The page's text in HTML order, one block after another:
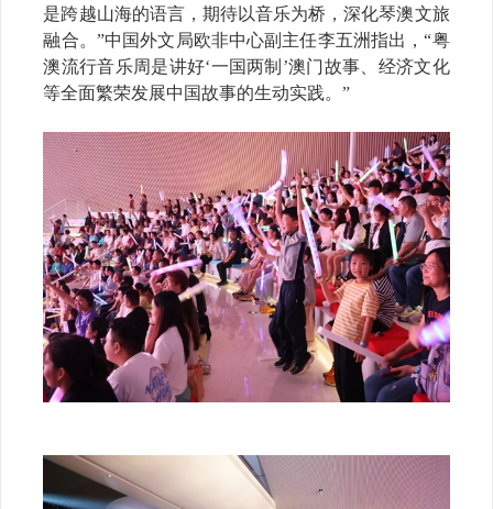
是跨越山海的语言，期待以音乐为桥，深化琴澳文旅
融合。”中国外文局欧非中心副主任李五洲指出，“粤
澳流行音乐周是讲好‘一国两制’澳门故事、经济文化
等全面繁荣发展中国故事的生动实践。”